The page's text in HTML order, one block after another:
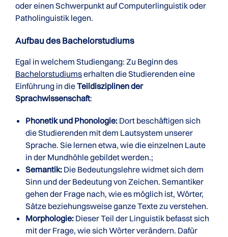
oder einen Schwerpunkt auf Computerlinguistik oder
Patholinguistik legen.
Aufbau des Bachelorstudiums
Egal in welchem Studiengang: Zu Beginn des
Bachelorstudiumserhalten die Studierenden eine
Einführung in dieTeildisziplinen der
Sprachwissenschaft:
Phonetik und Phonologie: Dort beschäftigen sich
die Studierenden mit dem Lautsystem unserer
Sprache. Sie lernen etwa, wie die einzelnen Laute
in der Mundhöhle gebildet werden.;
Semantik: Die Bedeutungslehre widmet sich dem
Sinn und der Bedeutung von Zeichen. Semantiker
gehen der Frage nach, wie es möglich ist, Wörter,
Sätze beziehungsweise ganze Texte zu verstehen.
Morphologie: Dieser Teil der Linguistik befasst sich
mit der Frage, wie sich Wörter verändern. Dafür